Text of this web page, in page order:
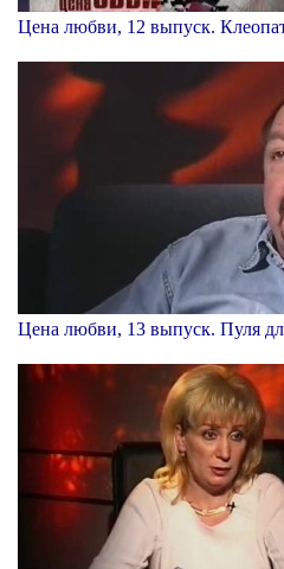
Цена любви, 12 выпуск.
Цена любви, 13 выпуск. Пуля